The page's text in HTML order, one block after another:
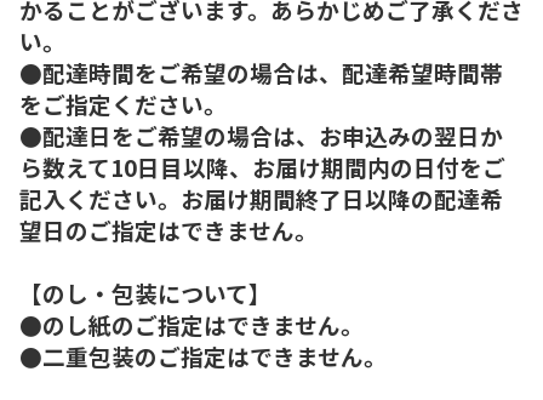
かることがございます。あらかじめご了承くださ
い。
●配達時間をご希望の場合は、配達希望時間帯
をご指定ください。
●配達日をご希望の場合は、お申込みの翌日か
ら数えて10日目以降、お届け期間内の日付をご
記入ください。お届け期間終了日以降の配達希
望日のご指定はできません。
【のし・包装について】
●のし紙のご指定はできません。
●二重包装のご指定はできません。